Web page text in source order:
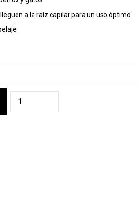
a la raíz capilar para un uso óptimo